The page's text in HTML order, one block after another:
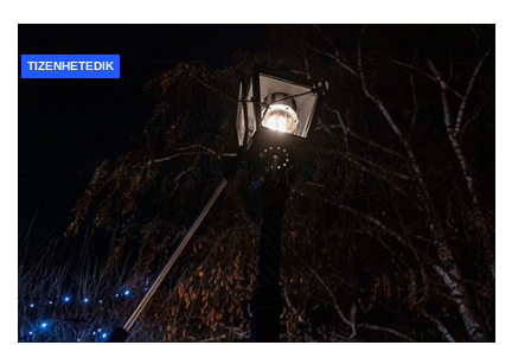
TIZENHETEDIK